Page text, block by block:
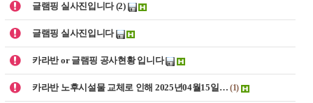
글램핑 실사진입니다 (2)
글램핑 실사진입니다
카라반 or 글램핑 공사현황 입니다
카라반 노후시설물 교체로 인해 2025년04월15일… (1)